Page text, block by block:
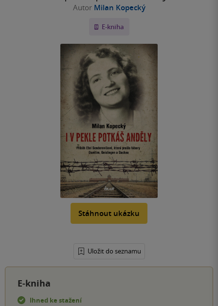
Autor Milan Kopecký
E-kniha
Stáhnout ukázku
Uložit do seznamu
E-kniha
Ihned ke stažení